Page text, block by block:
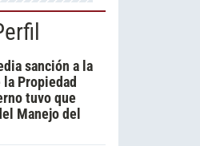
sanción a la
Propiedad
tuvo que
Manejo del